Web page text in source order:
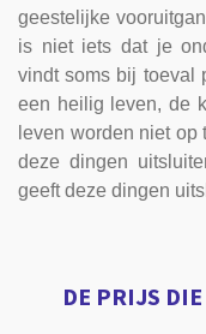
geestelijke
is niet iets dat je
vindt soms bij toeval
een heilig leven, de
leven worden niet
deze dingen
geeft deze dingen
DE PRIJS